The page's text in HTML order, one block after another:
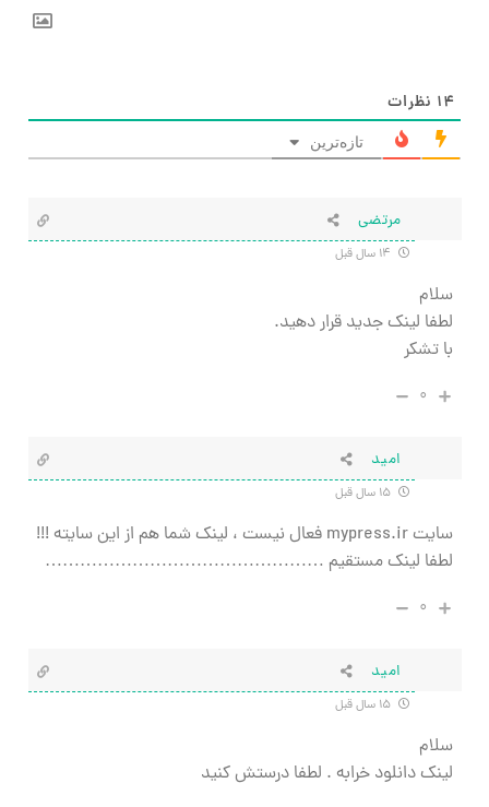
۱۴ نظرات
تازه‌ترین
مرتضی
سلام
لطفا لینک جدید قرار دهید.
با تشکر
۰
امید
سایت mypress.ir فعال نیست ، لینک شما هم از این سایته !!!
لطفا لینک مستقیم …………………………………………
۰
امید
سلام
لینک دانلود خرابه . لطفا درستش کنید